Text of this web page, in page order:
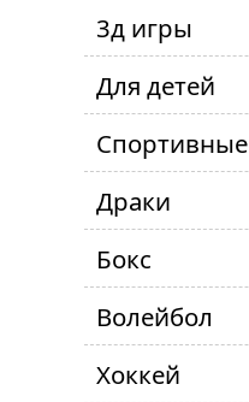
3д игры
Для детей
Спортивные
Драки
Бокс
Волейбол
Хоккей